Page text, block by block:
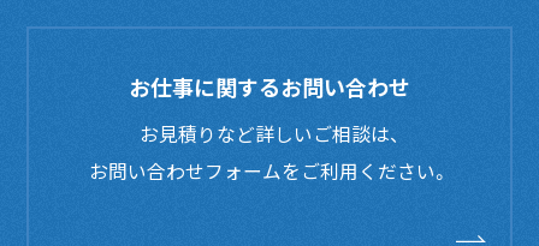
お仕事に関するお問い合わせ
お見積りなど詳しいご相談は、
お問い合わせフォームをご利用ください。